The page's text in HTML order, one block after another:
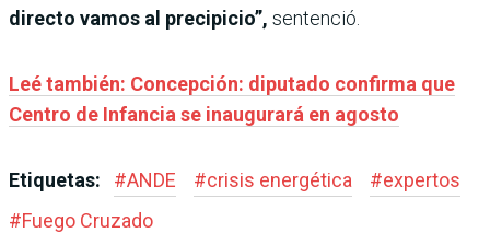
directo vamos al precipicio”, sentenció.
Leé también: Concepción: diputado confirma que
Centro de Infancia se inaugurará en agosto
Etiquetas: #ANDE #crisis energética #expertos
#Fuego Cruzado